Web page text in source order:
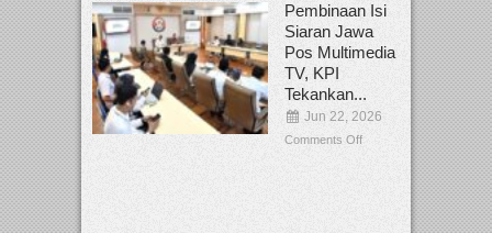
Pembinaan Isi
Siaran Jawa
Pos Multimedia
TV, KPI
Tekankan...
Jun 22, 2026
Comments Off